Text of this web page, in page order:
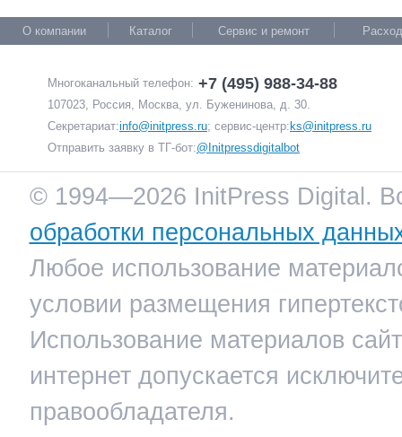
О компании Каталог Сервис и ремонт
Многоканальный телефон: +7 (495) 988-34-88
107023, Россия, Москва, ул. Буженинова, д. 30.
Секретариат:info@initpress.ru; сервис-центр: ks@initpress.ru
Отправить заявку в ТГ-бот:@Initpressdigitalbot
© 1994—2026 InitPress Digital.
обработки персональных
Любое использование
условии размещения
Использование материалов
интернет допускается
правообладателя.